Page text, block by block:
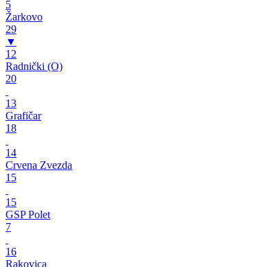
5
Žarkovo
29
▼
12
Radnički (O)
20
13
Grafičar
18
14
Crvena Zvezda
15
15
GSP Polet
7
16
Rakovica